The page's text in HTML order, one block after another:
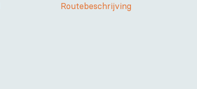
Routebeschrijving